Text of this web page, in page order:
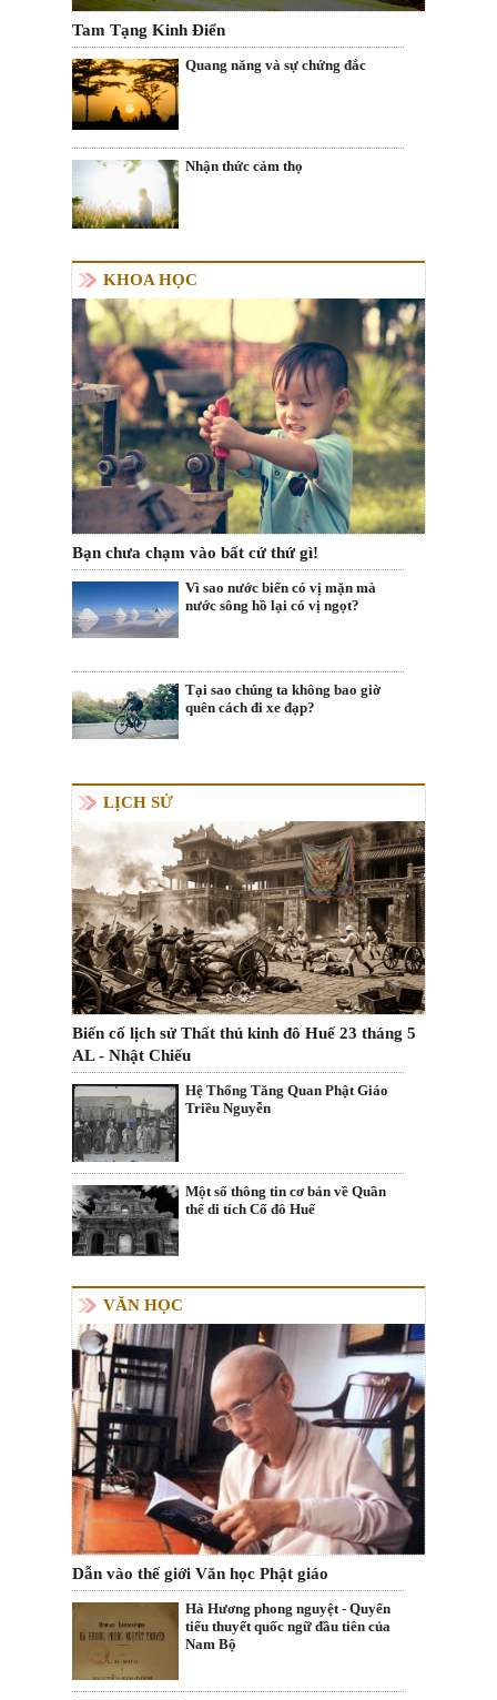
Tam Tạng Kinh Điển
Quang năng và sự chứng đắc
Nhận thức cảm thọ
KHOA HỌC
Bạn chưa chạm vào bất cứ thứ gì!
Vì sao nước biển có vị mặn mà
nước sông hồ lại có vị ngọt?
Tại sao chúng ta không bao giờ
quên cách đi xe đạp?
LỊCH SỬ
Biến cố lịch sử Thất thủ kinh đô Huế 23 tháng 5
AL - Nhật Chiếu
Hệ Thống Tăng Quan Phật Giáo
Triều Nguyễn
Một số thông tin cơ bản về Quần
thể di tích Cố đô Huế
VĂN HỌC
Dẫn vào thế giới Văn học Phật giáo
Hà Hương phong nguyệt - Quyển
tiểu thuyết quốc ngữ đầu tiên của
Nam Bộ